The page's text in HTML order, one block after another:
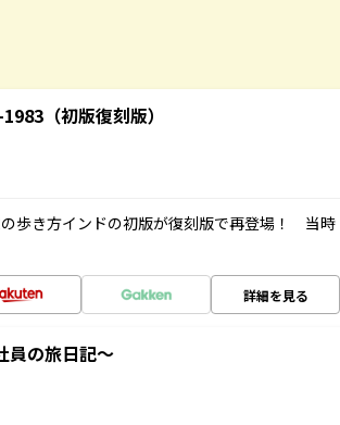
（初版復刻版）
歩き方インドの初版が復刻版で再登場！ 当時
詳細を見る
員の旅日記～